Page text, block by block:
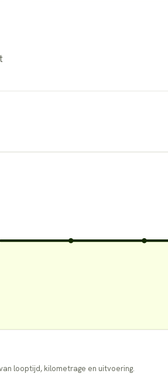
looptijd, kilometrage en uitvoering.